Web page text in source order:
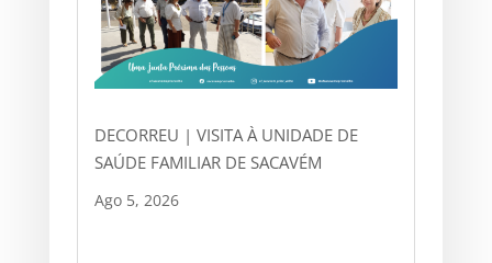
DECORREU | VISITA À UNIDADE DE
SAÚDE FAMILIAR DE SACAVÉM
Ago 5, 2026